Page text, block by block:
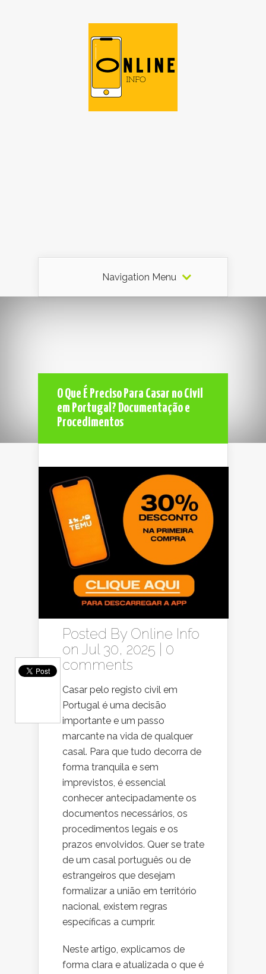
Navigation Menu
O Que É Preciso Para Casar no Civil
em Portugal? Documentação e
Procedimentos
Posted By Online Info
on Jul 30, 2025 | 0
comments
Casar pelo registo civil em
Portugal é uma decisão
importante e um passo
marcante na vida de qualquer
casal. Para que tudo decorra de
forma tranquila e sem
imprevistos, é essencial
conhecer antecipadamente os
documentos necessários, os
procedimentos legais e os
prazos envolvidos. Quer se trate
de um casal português ou de
estrangeiros que desejam
formalizar a união em território
nacional, existem regras
específicas a cumprir.
Neste artigo, explicamos de
forma clara e atualizada o que é